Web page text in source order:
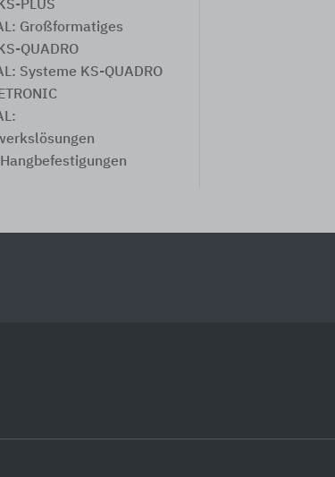
PLUS
Großformatiges
QUADRO
Systeme KS-QUADRO